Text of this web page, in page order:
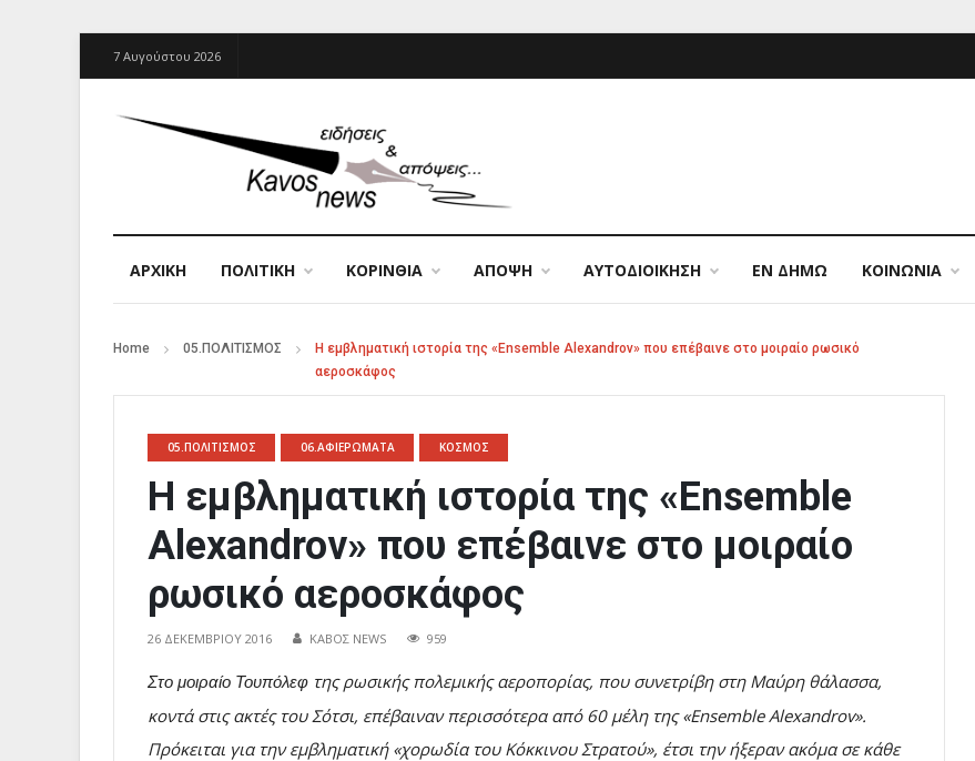
7 Αυγούστου 2026
ΑΡΧΙΚΉ ΠΟΛΙΤΙΚΗ ΚΟΡΙΝΘΙΑ ΑΠΟΨΗ ΑΥΤΟΔΙΟΙΚΗΣΗ ΕΝ ΔΗΜΩ ΚΟΙΝΩΝΙΑ
Home 05.ΠΟΛΙΤΙΣΜΟΣ
Η εμβληματική ιστορία της «Ensemble Alexandrov» που επέβαινε στο μοιραίο ρωσικό
αεροσκάφος
05.ΠΟΛΙΤΙΣΜΟΣ 06.ΑΦΙΕΡΩΜΑΤΑ ΚΟΣΜΟΣ
Η εμβληματική ιστορία της «Ensemble
Alexandrov» που επέβαινε στο μοιραίο
ρωσικό αεροσκάφος
26 ΔΕΚΕΜΒΡΊΟΥ 2016 ΚΑΒΟΣ NEWS 959
Στο μοιραίο Τουπόλεφ της ρωσικής πολεμικής αεροπορίας, που συνετρίβη στη Μαύρη θάλασσα,
κοντά στις ακτές του Σότσι, επέβαιναν περισσότερα από 60 μέλη της «Ensemble Alexandrov».
Πρόκειται για την εμβληματική «χορωδία του Κόκκινου Στρατού», έτσι την ήξεραν ακόμα σε κάθε